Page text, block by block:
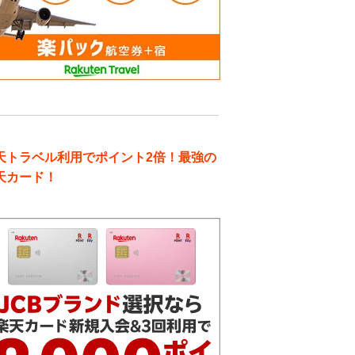
トラベル利用でポイント2倍！最強の
カード！